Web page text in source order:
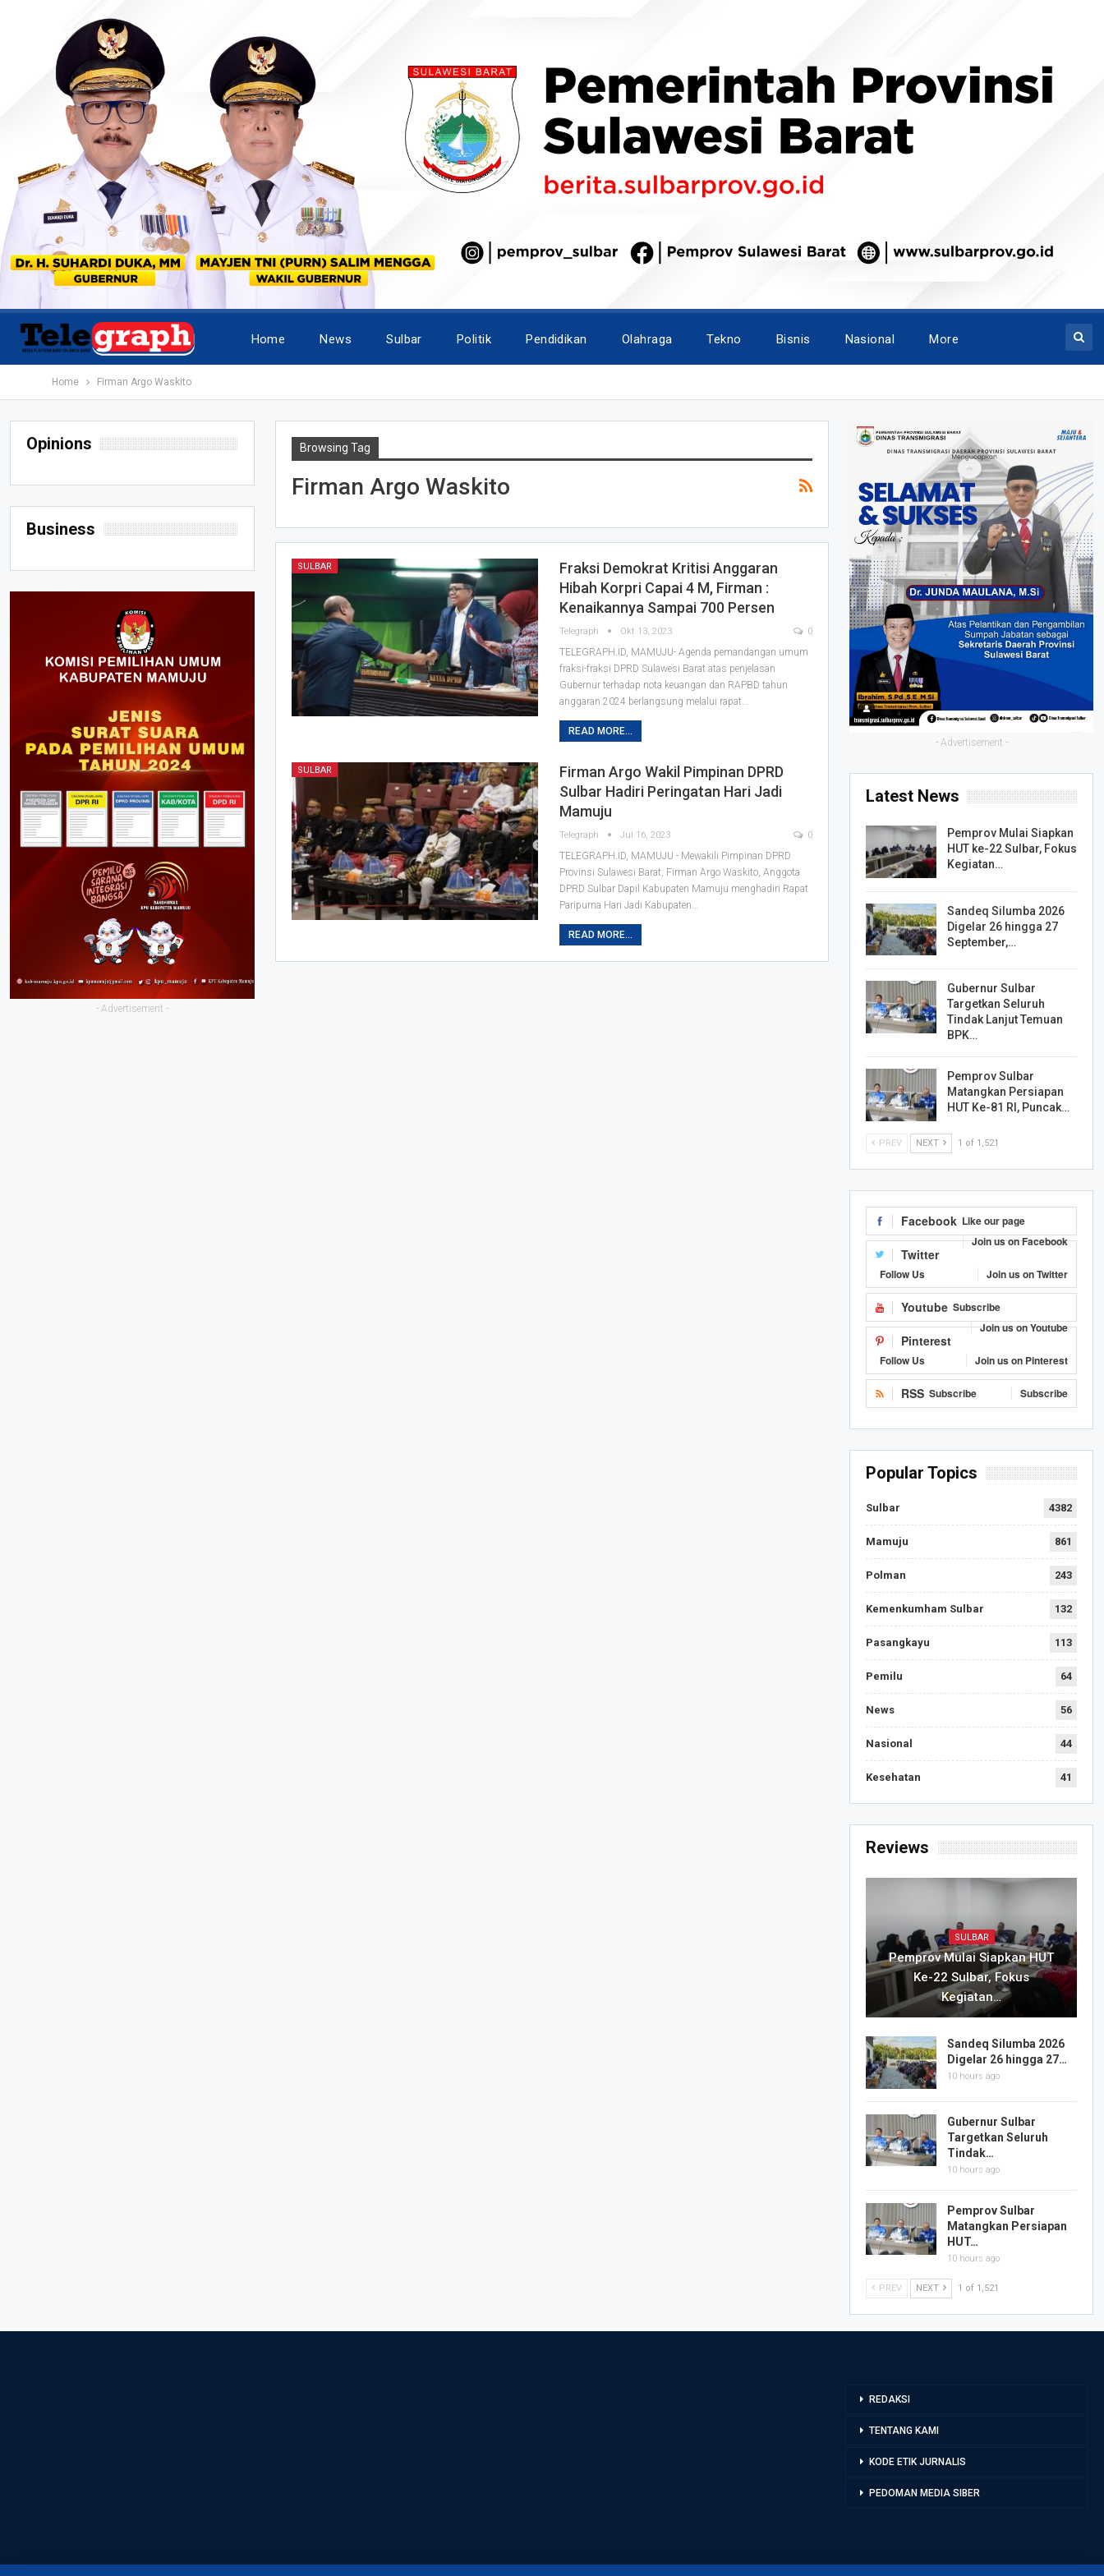
Home News Sulbar Politik Pendidikan Olahraga Tekno Bisnis Nasional More
Home Firman Argo Waskito
Browsing Tag
Firman Argo Waskito
SULBAR
Fraksi Demokrat Kritisi Anggaran
Hibah Korpri Capai 4 M, Firman :
Kenaikannya Sampai 700 Persen
Telegraph Okt 13, 2023 0
TELEGRAPH.ID, MAMUJU- Agenda pemandangan umum
fraksi-fraksi DPRD Sulawesi Barat atas penjelasan
Gubernur terhadap nota keuangan dan RAPBD tahun
anggaran 2024 berlangsung melalui rapat
READ MORE...
SULBAR
Firman Argo Wakil Pimpinan DPRD
Sulbar Hadiri Peringatan Hari Jadi
Mamuju
Telegraph Jul 16, 2023 0
TELEGRAPH.ID, MAMUJU - Mewakili Pimpinan DPRD
Provinsi Sulawesi Barat, Firman Argo Waskito, Anggota
DPRD Sulbar Dapil Kabupaten Mamuju menghadiri Rapat
Paripurna Hari Jadi Kabupaten
READ MORE...
- Advertisement -
Latest News
Pemprov Mulai Siapkan
HUT ke-22 Sulbar, Fokus
Kegiatan…
Sandeq Silumba 2026
Digelar 26 hingga 27
September,…
Gubernur Sulbar
Targetkan Seluruh
Tindak Lanjut Temuan
BPK…
Pemprov Sulbar
Matangkan Persiapan
HUT Ke-81 RI, Puncak…
PREV NEXT 1 of 1,521
Facebook Like our page
Join us on Facebook
Twitter
Follow Us Join us on Twitter
Youtube Subscribe
Join us on Youtube
Pinterest
Follow Us Join us on Pinterest
RSS Subscribe Subscribe
Popular Topics
Sulbar 4382
Mamuju 861
Polman 243
Kemenkumham Sulbar 132
Pasangkayu 113
Pemilu 64
News 56
Nasional 44
Kesehatan 41
Reviews
SULBAR
Pemprov Mulai Siapkan HUT
Ke-22 Sulbar, Fokus
Kegiatan…
Sandeq Silumba 2026
Digelar 26 hingga 27…
10 hours ago
Gubernur Sulbar
Targetkan Seluruh
Tindak…
10 hours ago
Pemprov Sulbar
Matangkan Persiapan
HUT…
10 hours ago
PREV NEXT 1 of 1,521
Opinions
Business
- Advertisement -
REDAKSI
TENTANG KAMI
KODE ETIK JURNALIS
PEDOMAN MEDIA SIBER